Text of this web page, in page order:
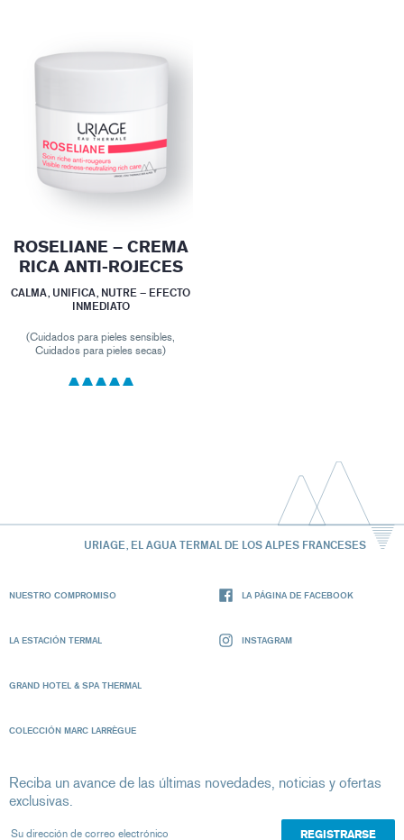
ROSELIANE – CREMA
RICA ANTI-ROJECES
CALMA, UNIFICA, NUTRE – EFECTO
INMEDIATO
(Cuidados para pieles sensibles,
Cuidados para pieles secas)
URIAGE, EL AGUA TERMAL DE LOS ALPES FRANCESES
NUESTRO COMPROMISO
LA ESTACIÓN TERMAL
GRAND HOTEL & SPA THERMAL
COLECCIÓN MARC LARRÈGUE
LA PÁGINA DE FACEBOOK
INSTAGRAM
Reciba un avance de las últimas novedades, noticias y ofertas
exclusivas.
Su dirección de correo electrónico